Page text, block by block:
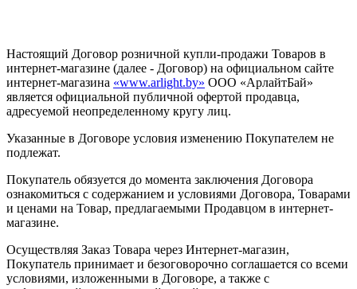
Настоящий Договор розничной купли-продажи Товаров в
интернет-магазине (далее - Договор) на официальном сайте
интернет-магазина «www.arlight.by» ООО «АрлайтБай»
является официальной публичной офертой продавца,
адресуемой неопределенному кругу лиц.
Указанные в Договоре условия изменению Покупателем не
подлежат.
Покупатель обязуется до момента заключения Договора
ознакомиться с содержанием и условиями Договора, Товарами
и ценами на Товар, предлагаемыми Продавцом в интернет-
магазине.
Осуществляя Заказ Товара через Интернет-магазин,
Покупатель принимает и безоговорочно соглашается со всеми
условиями, изложенными в Договоре, а также с